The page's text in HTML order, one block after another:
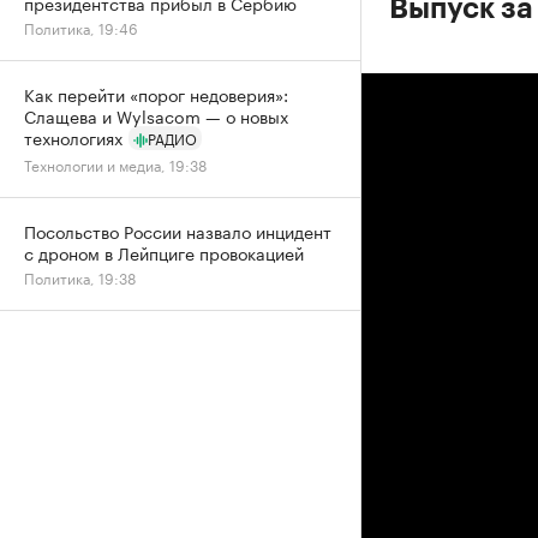
Выпуск
Политика, 19:46
Как перейти «порог недоверия»:
Слащева и Wylsacom — о новых
технологиях
РАДИО
Технологии и медиа, 19:38
Посольство России назвало инцидент
с дроном в Лейпциге провокацией
Политика, 19:38